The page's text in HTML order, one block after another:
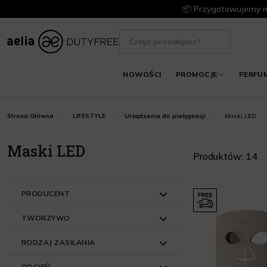
📦 Przygotowujemy
NOWOŚCI PROMOCJE
Strona Główna LIFESTYLE Urządzenia do pielęgnacji Maski LED
Maski LED
PRODUCENT
Beautifly (3)
Diforo (1)
TWORZYWO
ABS + silikon (2)
RODZAJ ZASILANIA
Produktów: 14